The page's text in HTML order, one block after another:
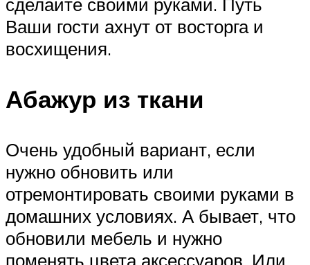
Ваши гости ахнут от восторга и
восхищения.
Абажур из ткани
Очень удобный вариант, если
нужно обновить или
отремонтировать своими руками в
домашних условиях. А бывает, что
обновили мебель и нужно
поменять цвета аксессуаров. Или